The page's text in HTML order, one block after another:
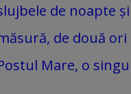
de noapte
de două ori
Mare, o